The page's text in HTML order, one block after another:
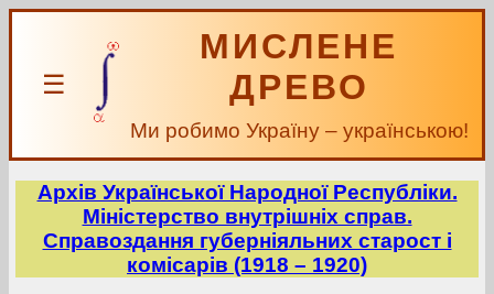
☰
МИСЛЕНЕ
ДРЕВО
Ми робимо Україну – українською!
Архів Української Народної Республіки.
Міністерство внутрішніх справ.
Справоздання губерніяльних старост і
комісарів (1918 – 1920)